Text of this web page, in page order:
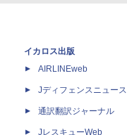
イカロス出版
AIRLINEweb
Jディフェンスニュース
通訳翻訳ジャーナル
JレスキューWeb